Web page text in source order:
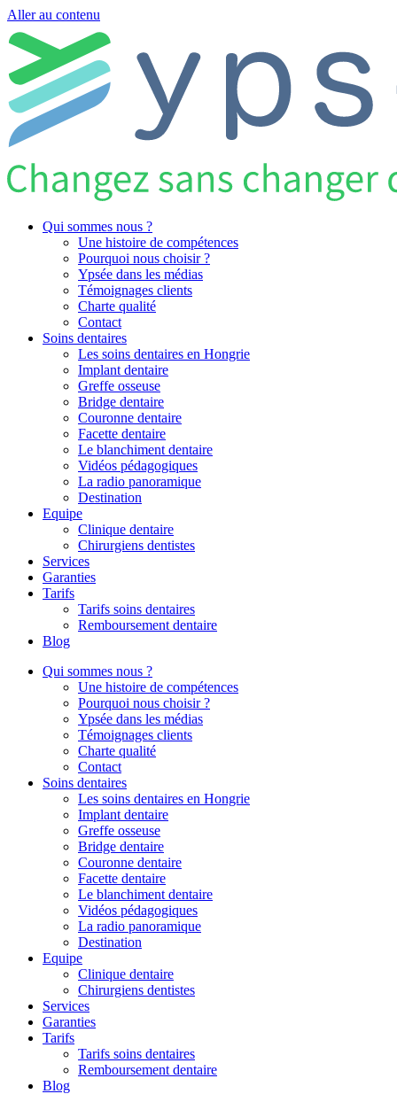
Aller au contenu
Qui sommes nous ?
Une histoire de compétences
Pourquoi nous choisir ?
Ypsée dans les médias
Témoignages clients
Charte qualité
Contact
Soins dentaires
Les soins dentaires en Hongrie
Implant dentaire
Greffe osseuse
Bridge dentaire
Couronne dentaire
Facette dentaire
Le blanchiment dentaire
Vidéos pédagogiques
La radio panoramique
Destination
Equipe
Clinique dentaire
Chirurgiens dentistes
Services
Garanties
Tarifs
Tarifs soins dentaires
Remboursement dentaire
Blog
Qui sommes nous ?
Une histoire de compétences
Pourquoi nous choisir ?
Ypsée dans les médias
Témoignages clients
Charte qualité
Contact
Soins dentaires
Les soins dentaires en Hongrie
Implant dentaire
Greffe osseuse
Bridge dentaire
Couronne dentaire
Facette dentaire
Le blanchiment dentaire
Vidéos pédagogiques
La radio panoramique
Destination
Equipe
Clinique dentaire
Chirurgiens dentistes
Services
Garanties
Tarifs
Tarifs soins dentaires
Remboursement dentaire
Blog